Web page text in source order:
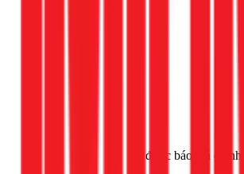
để được báo giá chính